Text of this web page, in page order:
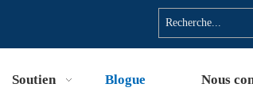
Soutien Blogue Nous